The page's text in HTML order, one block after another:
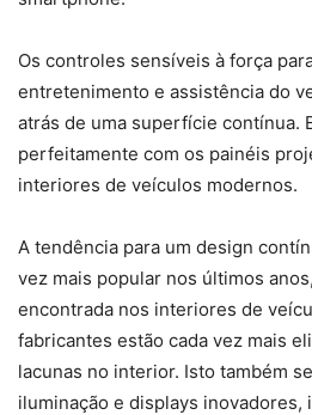
Os controles sensíveis à força
entretenimento e assistência do
atrás de uma superfície contínua.
perfeitamente com os painéis
interiores de veículos modernos.
A tendência para um design
vez mais popular nos últimos
encontrada nos interiores de
fabricantes estão cada vez mais
lacunas no interior. Isto também
iluminação e displays inovadores,